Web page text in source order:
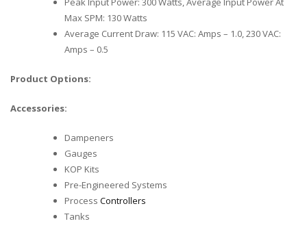
Max SPM: 130 Watts
Average Current Draw: 115 VAC: Amps – 1.0, 230 VAC:
Amps – 0.5
Product Options:
Accessories:
Dampeners
Gauges
KOP Kits
Pre-Engineered Systems
Process Controllers
Tanks